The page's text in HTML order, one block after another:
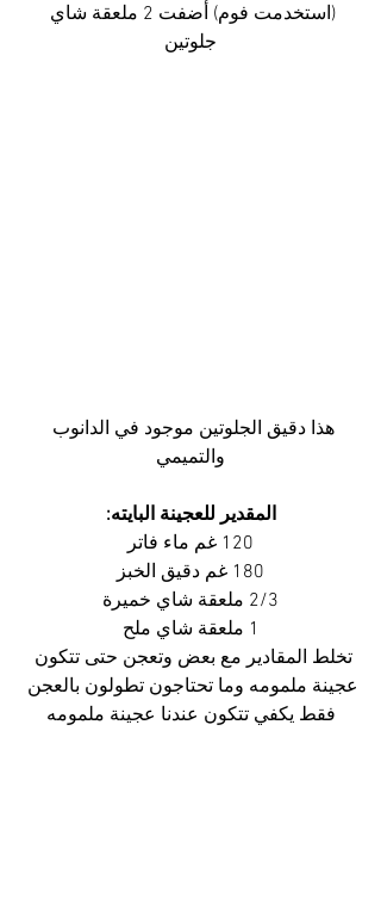
(استخدمت فوم) أضفت 2 ملعقة شاي
جلوتين
هذا دقيق الجلوتين موجود في الدانوب
والتميمي
المقدير للعجينة البايته:
120 غم ماء فاتر
180 غم دقيق الخبز
2/3 ملعقة شاي خميرة
1 ملعقة شاي ملح
تخلط المقادير مع بعض وتعجن حتى تتكون
عجينة ملمومه وما تحتاجون تطولون بالعجن
فقط يكفي تتكون عندنا عجينة ملمومه